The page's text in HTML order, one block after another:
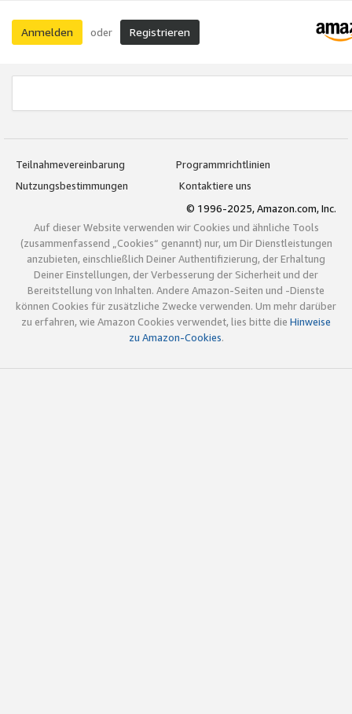
Anmelden oder Registrieren
Teilnahmevereinbarung
Programmrichtlinien
Nutzungsbestimmungen
Kontaktiere uns
© 1996-2025, Amazon.com, Inc.
Auf dieser Website verwenden wir Cookies und ähnliche Tools
(zusammenfassend „Cookies“ genannt) nur, um Dir Dienstleistungen
anzubieten, einschließlich Deiner Authentifizierung, der Erhaltung
Deiner Einstellungen, der Verbesserung der Sicherheit und der
Bereitstellung von Inhalten. Andere Amazon-Seiten und -Dienste
können Cookies für zusätzliche Zwecke verwenden. Um mehr darüber
zu erfahren, wie Amazon Cookies verwendet, lies bitte die Hinweise
zu Amazon-Cookies.